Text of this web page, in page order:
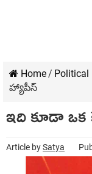
Home/ Political
హ్యాపీస్‌
ఇది కూడా
Article bySatya